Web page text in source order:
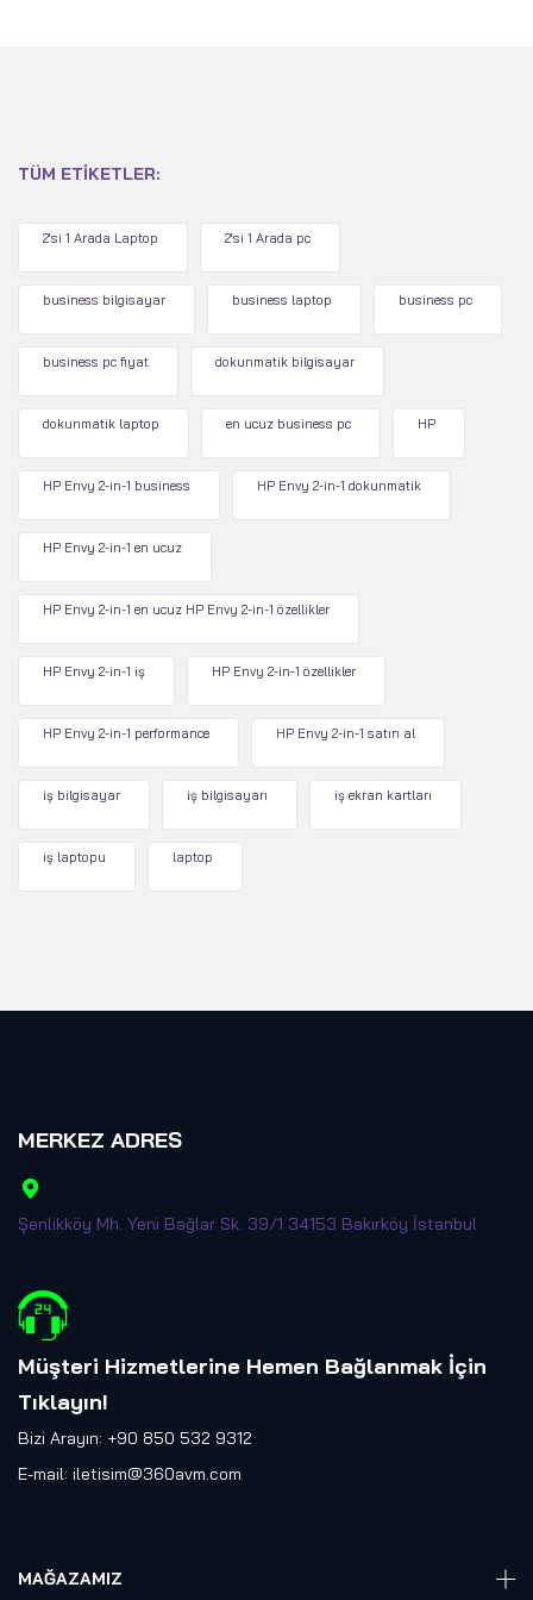
TÜM ETIKETLER:
2'si 1 Arada Laptop 2'si 1 Arada pc
business bilgisayar business laptop business pc
business pc fiyat dokunmatik bilgisayar
dokunmatik laptop en ucuz business pc HP
HP Envy 2-in-1 business HP Envy 2-in-1 dokunmatik
HP Envy 2-in-1 en ucuz
HP Envy 2-in-1 en ucuz HP Envy 2-in-1 özellikler
HP Envy 2-in-1 iş HP Envy 2-in-1 özellikler
HP Envy 2-in-1 performance HP Envy 2-in-1 satın al
iş bilgisayar iş bilgisayarı iş ekran kartları
iş laptopu laptop
MERKEZ ADRES
Şenlikköy Mh. Yeni Bağlar Sk. 39/1 34153 Bakırköy İstanbul
Müşteri Hizmetlerine Hemen Bağlanmak İçin
Tıklayın!
Bizi Arayın: +90 850 532 9312
E-mail: iletisim@360avm.com
MAĞAZAMIZ